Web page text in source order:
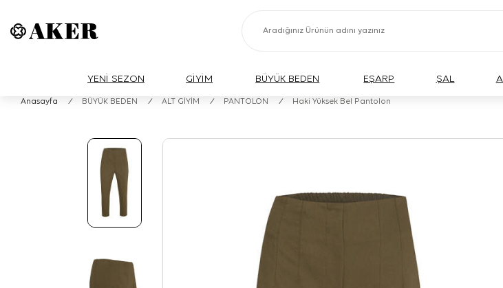
YENİ SEZON GİYİM BÜYÜK BEDEN EŞARP ŞAL
Anasayfa / BÜYÜK BEDEN / ALT GİYİM / PANTOLON / Haki Yüksek Bel Pantolon